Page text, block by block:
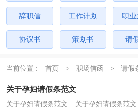
辞职信 工作计划 职业
协议书 策划书 请
当前位置： 首页 > 职场信函 > 请假
关于孕妇请假条范文
关于孕妇请假条范文 关于孕妇请假条范文